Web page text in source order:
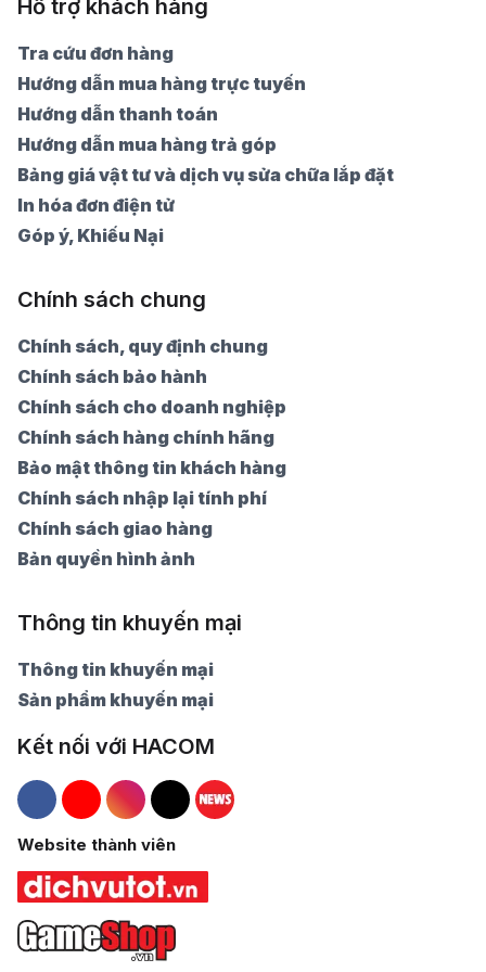
Hỗ trợ khách hàng
Tra cứu đơn hàng
Hướng dẫn mua hàng trực tuyến
Hướng dẫn thanh toán
Hướng dẫn mua hàng trả góp
Bảng giá vật tư và dịch vụ sửa chữa lắp đặt
In hóa đơn điện tử
Góp ý, Khiếu Nại
Chính sách chung
Chính sách, quy định chung
Chính sách bảo hành
Chính sách cho doanh nghiệp
Chính sách hàng chính hãng
Bảo mật thông tin khách hàng
Chính sách nhập lại tính phí
Chính sách giao hàng
Bản quyền hình ảnh
Thông tin khuyến mại
Thông tin khuyến mại
Sản phẩm khuyến mại
Kết nối với HACOM
Hacom Facebook
Hacom YouTube
Hacom Instagram
Hacom TikTok
Website thành viên